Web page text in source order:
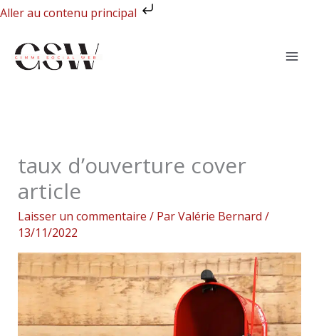
Aller au contenu principal
Aller
contenu
taux d’ouverture cover
article
Laisser un commentaire / ParValérie Bernard /
13/11/2022